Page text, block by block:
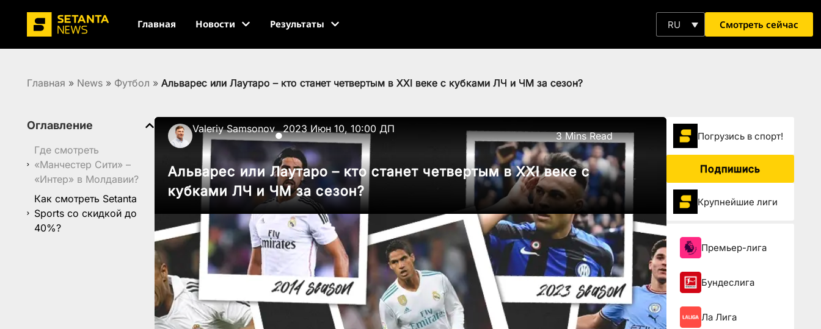
Главная Новости Результаты RU Смотреть сейчас
Главная » News » Футбол » Альварес или Лаутаро – кто станет четвертым в ХХI веке с кубками ЛЧ и ЧМ за сезон?
Оглавление
Где смотреть
«Манчестер Сити» –
«Интер» в Молдавии?
Как смотреть Setanta
Sports со скидкой до
40%?
Valeriy Samsonov
●
2023 Июн 10, 10:00 ДП
3 Mins Read
Альварес или Лаутаро – кто станет четвертым в ХХI веке с
кубками ЛЧ и ЧМ за сезон?
Погрузиcь в спорт!
Подпишись
Крупнейшие лиги
Премьер-лига
Бундеслига
Ла Лига